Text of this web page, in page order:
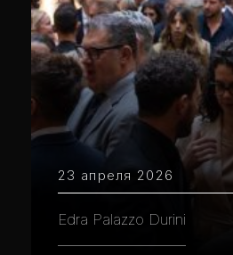
23 апреля 2026
Edra Palazzo Durini